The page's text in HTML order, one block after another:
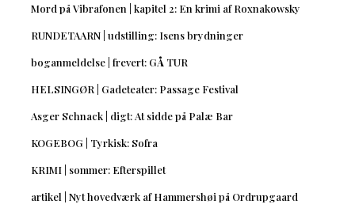
Mord på Vibrafonen | kapitel 2: En krimi af Roxnakowsky
RUNDETAARN | udstilling: Isens brydninger
boganmeldelse | frevert: GÅ TUR
HELSINGØR | Gadeteater: Passage Festival
Asger Schnack | digt: At sidde på Palæ Bar
KOGEBOG | Tyrkisk: Sofra
KRIMI | sommer: Efterspillet
artikel | Nyt hovedværk af Hammershøi på Ordrupgaard